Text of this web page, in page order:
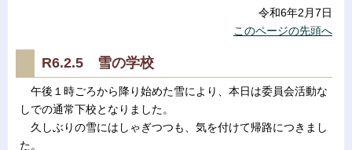
令和6年2月7日
このページの先頭へ
R6.2.5 雪の学校
午後１時ごろから降り始めた雪により、本日は委員会活動な
しでの通常下校となりました。
久しぶりの雪にはしゃぎつつも、気を付けて帰路につきまし
た。